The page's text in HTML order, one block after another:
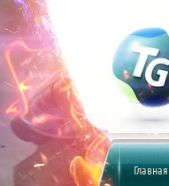
Главная